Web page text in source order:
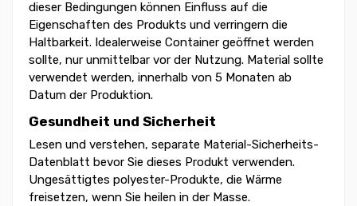
dieser Bedingungen können Einfluss auf die
Eigenschaften des Produkts und verringern die
Haltbarkeit. Idealerweise Container geöffnet werden
sollte, nur unmittelbar vor der Nutzung. Material sollte
verwendet werden, innerhalb von 5 Monaten ab
Datum der Produktion.
Gesundheit und Sicherheit
Lesen und verstehen, separate Material-Sicherheits-
Datenblatt bevor Sie dieses Produkt verwenden.
Ungesättigtes polyester-Produkte, die Wärme
freisetzen, wenn Sie heilen in der Masse.